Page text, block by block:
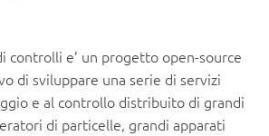
controlli e’ un progetto open-source
di sviluppare una serie di servizi
e al controllo distribuito di grandi
di particelle, grandi apparati